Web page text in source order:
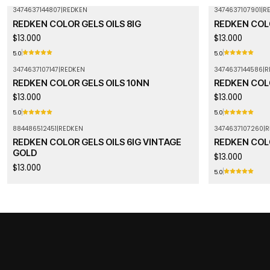
3474637144807|REDKEN
REDKEN COLOR GELS OILS 8IG
$13.000
5.0
3474637107901|
REDKEN
$13.000
5.0
3474637107147|REDKEN
REDKEN COLOR GELS OILS 10NN
$13.000
5.0
3474637144586|
REDKEN
$13.000
5.0
884486512451|REDKEN
REDKEN COLOR GELS OILS 6IG VINTAGE
GOLD
$13.000
3474637107260|
REDKEN
$13.000
5.0